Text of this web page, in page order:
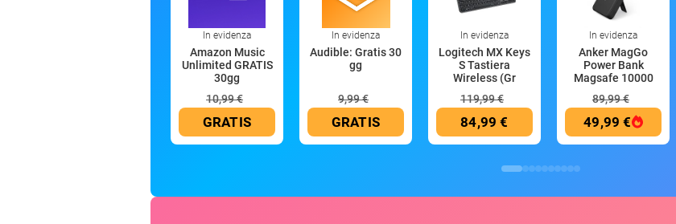
In evidenza
Amazon Music
Unlimited GRATIS
30gg
10,99 €
GRATIS
In evidenza
Audible: Gratis 30
gg
9,99 €
GRATIS
In evidenza
Logitech MX Keys
S Tastiera
Wireless (Gr
119,99 €
84,99 €
In evidenza
Anker MagGo
Power Bank
Magsafe 10000
89,99 €
49,99 €